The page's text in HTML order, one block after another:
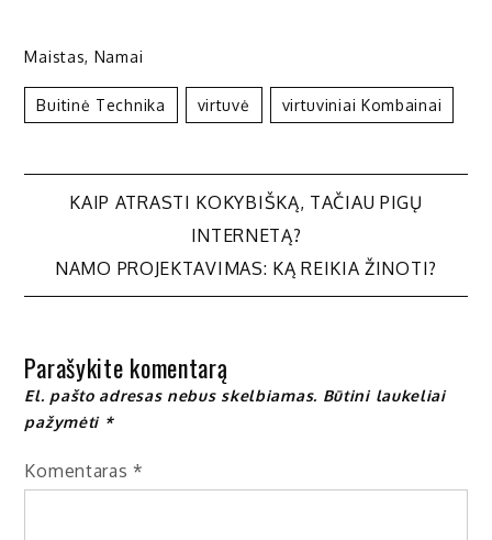
Maistas, Namai
Buitinė Technika Virtuvė Virtuviniai Kombainai
Navigacija
tarp
KAIP ATRASTI KOKYBIŠKĄ, TAČIAU PIGŲ
INTERNETĄ?
NAMO PROJEKTAVIMAS: KĄ REIKIA ŽINOTI?
Parašykite komentarą
El. pašto adresas nebus skelbiamas. Būtini laukeliai
pažymėti *
Komentaras *